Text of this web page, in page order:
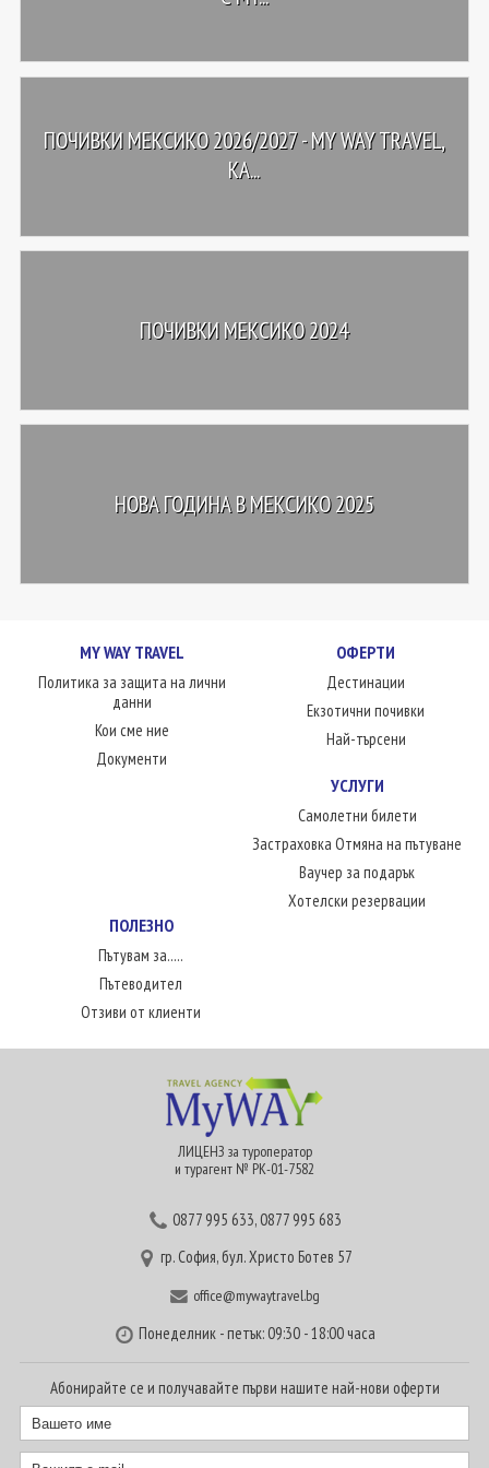
ПОЧИВКИ МЕКСИКО 2026/2027 - MY WAY TRAVEL,
КА...
ПОЧИВКИ МЕКСИКО 2024
НОВА ГОДИНА В МЕКСИКО 2025
MY WAY TRAVEL
Политика за защита на лични
данни
Кои сме ние
Документи
ОФЕРТИ
Дестинации
Екзотични почивки
Най-търсени
УСЛУГИ
Самолетни билети
Застраховка Отмяна на пътуване
Ваучер за подарък
Хотелски резервации
ПОЛЕЗНО
Пътувам за.....
Пътеводител
Отзиви от клиенти
ЛИЦЕНЗ за туроператор
и турагент № РК-01-7582
0877 995 633,0877 995 683
гр. София, бул. Христо Ботев 57
office@mywaytravel.bg
Понеделник - петък: 09:30 - 18:00 часа
Абонирайте се и получавайте първи нашите най-нови оферти